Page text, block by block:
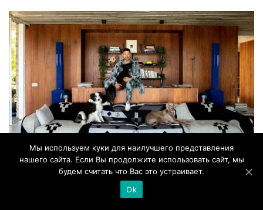
Мы используем куки для наилучшего представления
нашего сайта. Если Вы продолжите использовать сайт, мы
будем считать что Вас это устраивает.
Ok